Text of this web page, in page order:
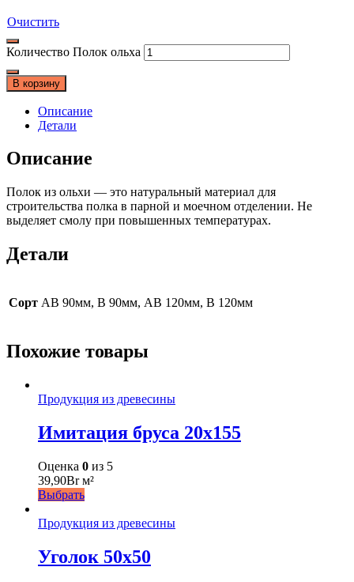
Очистить
Количество Полок ольха
В корзину
Описание
Детали
Описание
Полок из ольхи — это натуральный материал для
строительства полка в парной и моечном отделении. Не
выделяет смолу при повышенных температурах.
Детали
Сорт АВ 90мм, В 90мм, АВ 120мм, В 120мм
Похожие товары
Продукция из древесины
Имитация бруса 20х155
Оценка 0 из 5
39,90Brм²
Выбрать
Продукция из древесины
Уголок 50х50